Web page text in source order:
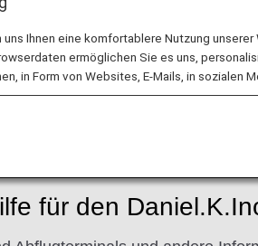
SHUTTLE-Service wurde
für den
Ihnen eine komfortablere Nutzung
ermöglichen Sie es uns,
in Form von Websites, E-Mails, in sozialen